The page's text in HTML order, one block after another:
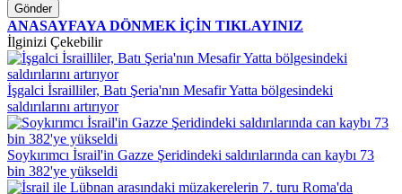
Gönder
ANASAYFAYA DÖNMEK İÇİN TIKLAYINIZ
İlginizi Çekebilir
İşgalci İsrailliler, Batı Şeria'nın Mesafir Yatta bölgesindeki
saldırılarını artırıyor
Soykırımcı İsrail'in Gazze Şeridindeki saldırılarında can kaybı 73
bin 382'ye yükseldi